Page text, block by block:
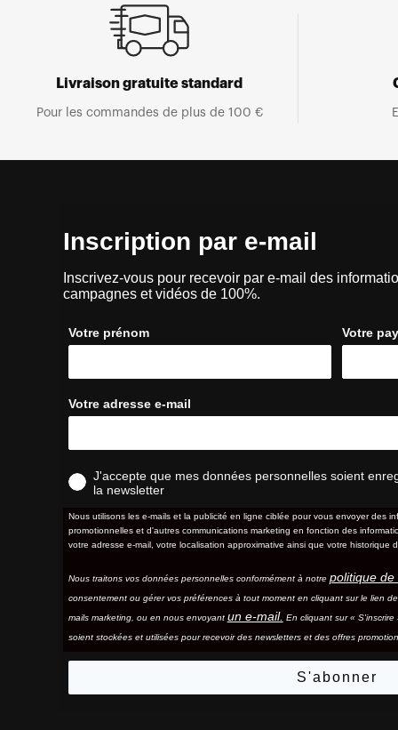
Livraison gratuite standard
Pour les commandes de plus de 100 €
Inscription par e-mail
Inscrivez-vous pour recevoir par e-mail des
campagnes et vidéos de 100%.
Votre prénom Votre
Votre adresse e-mail
J'accepte que mes données personnelles soient
la newsletter
Nous utilisons les e-mails et la publicité en ligne ciblée pour vous envoyer des
promotionnelles et d'autres communications marketing en fonction des
votre adresse e-mail, votre localisation approximative ainsi que votre historique
Nous traitons vos données personnelles conformément à notre politique de
consentement ou gérer vos préférences à tout moment en cliquant sur le lien
mails marketing, ou en nous envoyant un e-mail. En cliquant sur «
soient stockées et utilisées pour recevoir des newsletters et des offres
S'abonner